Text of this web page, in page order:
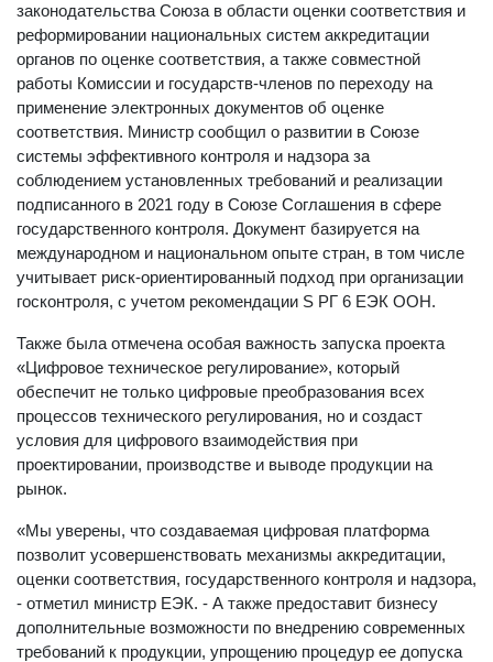
законодательства Союза в области оценки соответствия и
реформировании национальных систем аккредитации
органов по оценке соответствия, а также совместной
работы Комиссии и государств-членов по переходу на
применение электронных документов об оценке
соответствия. Министр сообщил о развитии в Союзе
системы эффективного контроля и надзора за
соблюдением установленных требований и реализации
подписанного в 2021 году в Союзе Соглашения в сфере
государственного контроля. Документ базируется на
международном и национальном опыте стран, в том числе
учитывает риск-ориентированный подход при организации
госконтроля, с учетом рекомендации S РГ 6 ЕЭК ООН.
Также была отмечена особая важность запуска проекта
«Цифровое техническое регулирование», который
обеспечит не только цифровые преобразования всех
процессов технического регулирования, но и создаст
условия для цифрового взаимодействия при
проектировании, производстве и выводе продукции на
рынок.
«Мы уверены, что создаваемая цифровая платформа
позволит усовершенствовать механизмы аккредитации,
оценки соответствия, государственного контроля и надзора,
- отметил министр ЕЭК. - А также предоставит бизнесу
дополнительные возможности по внедрению современных
требований к продукции, упрощению процедур ее допуска